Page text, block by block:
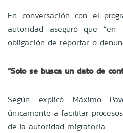
En conversación con el
autoridad aseguró que
obligación de reportar o
“Solo se busca un dato de
Según explicó Máximo
únicamente a facilitar
de la autoridad migratoria.